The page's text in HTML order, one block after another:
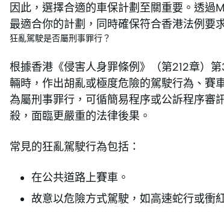
因此，選擇合適的車保計劃至關重要。透過
最適合你的計劃，同時確保符合香港法例要
狂亂駕駛是否屬刑事罪行？
根據香港《侵害人身罪條例》（第212章）
輛時，作出胡亂或極度危險的駕駛行為、賽
為屬刑事罪行，可循簡易程序或公訴程序審
殺，面臨更嚴重的法律後果。
常見的狂亂駕駛行為包括：
在公共道路上賽車。
故意以危險方式駕駛，如高速蛇行或衝